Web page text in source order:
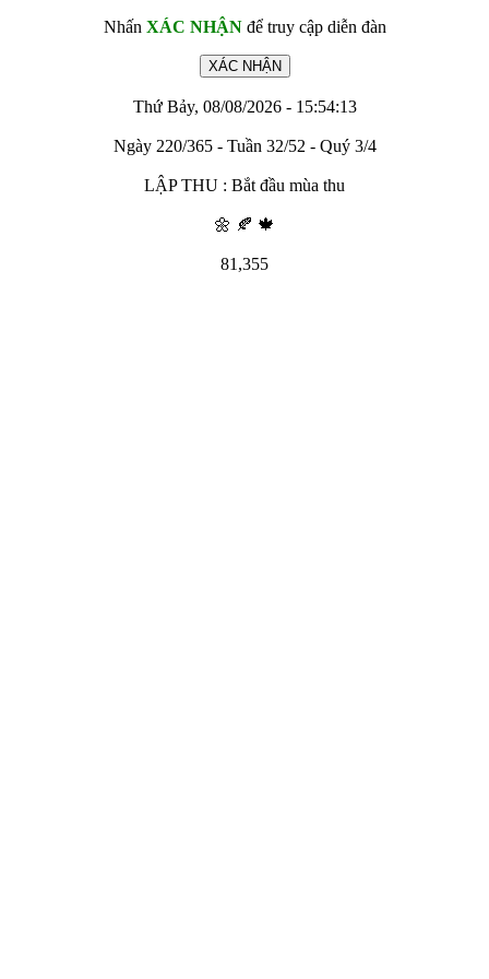
Nhấn XÁC NHẬNđể truy cập diễn đàn
Thứ Bảy, 08/08/2026 - 15:54:13
Ngày 220/365 - Tuần 32/52 - Quý 3/4
LẬP THU : Bắt đầu mùa thu
🌼 🍂 🍁
81,355